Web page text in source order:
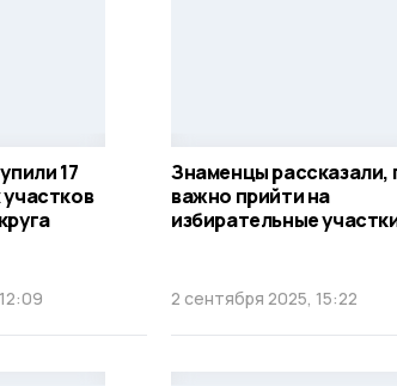
17
Знаменцы рассказали,
важно прийти на
избирательные
2 сентября 2025, 15:22